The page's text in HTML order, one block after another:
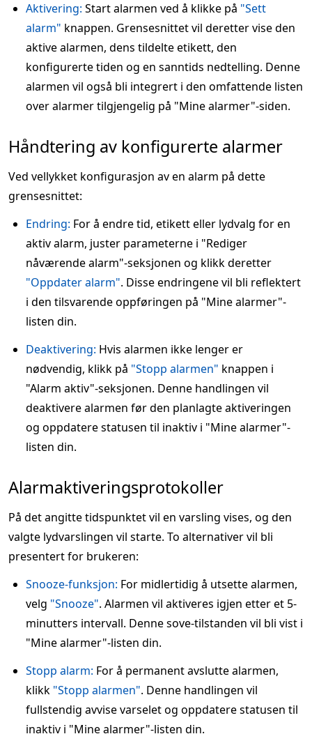
Aktivering: Start alarmen ved å klikke på "Sett
alarm" knappen. Grensesnittet vil deretter vise den
aktive alarmen, dens tildelte etikett, den
konfigurerte tiden og en sanntids nedtelling. Denne
alarmen vil også bli integrert i den omfattende listen
over alarmer tilgjengelig på "Mine alarmer"-siden.
Håndtering av konfigurerte alarmer
Ved vellykket konfigurasjon av en alarm på dette
grensesnittet:
Endring: For å endre tid, etikett eller lydvalg for en
aktiv alarm, juster parameterne i "Rediger
nåværende alarm"-seksjonen og klikk deretter
"Oppdater alarm". Disse endringene vil bli reflektert
i den tilsvarende oppføringen på "Mine alarmer"-
listen din.
Deaktivering: Hvis alarmen ikke lenger er
nødvendig, klikk på "Stopp alarmen" knappen i
"Alarm aktiv"-seksjonen. Denne handlingen vil
deaktivere alarmen før den planlagte aktiveringen
og oppdatere statusen til inaktiv i "Mine alarmer"-
listen din.
Alarmaktiveringsprotokoller
På det angitte tidspunktet vil en varsling vises, og den
valgte lydvarslingen vil starte. To alternativer vil bli
presentert for brukeren:
Snooze-funksjon: For midlertidig å utsette alarmen,
velg "Snooze". Alarmen vil aktiveres igjen etter et 5-
minutters intervall. Denne sove-tilstanden vil bli vist i
"Mine alarmer"-listen din.
Stopp alarm: For å permanent avslutte alarmen,
klikk "Stopp alarmen". Denne handlingen vil
fullstendig avvise varselet og oppdatere statusen til
inaktiv i "Mine alarmer"-listen din.